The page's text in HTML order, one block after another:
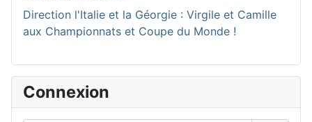
Direction l'Italie et la Géorgie : Virgile et Camille
aux Championnats et Coupe du Monde !
Connexion